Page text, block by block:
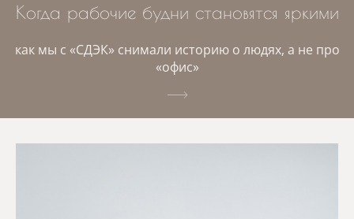
Когда рабочие будни становятся яркими
как мы с «СДЭК» снимали историю о людях, а не про
«офис»